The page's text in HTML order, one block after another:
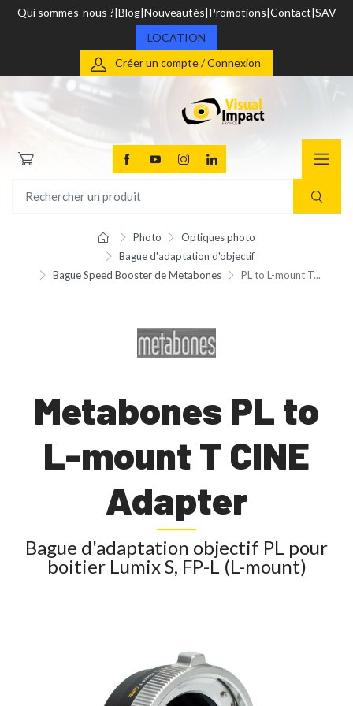
Qui sommes-nous ? Blog Nouveautés Promotions Contact SAV
LOCATION
Créer un compte / Connexion
Photo
Optiques photo
Bague d'adaptation d'objectif
Bague Speed Booster de Metabones
PL to L-mount T...
Metabones PL to
L-mount T CINE
Adapter
Bague d'adaptation objectif PL pour
boitier Lumix S, FP-L (L-mount)